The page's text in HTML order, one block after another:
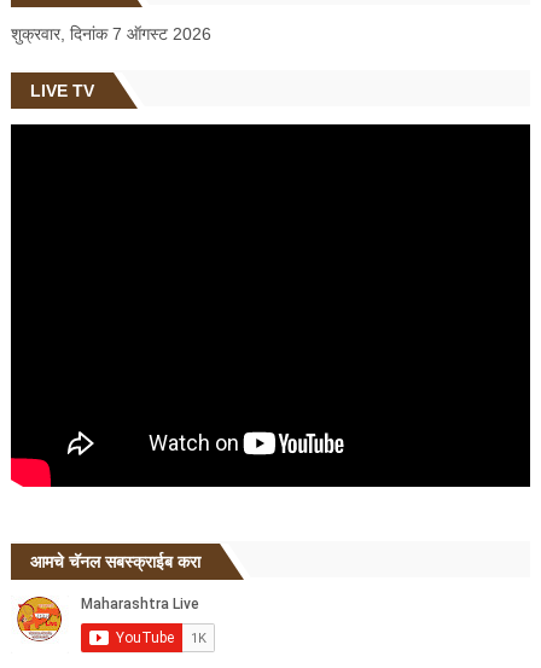
शुक्रवार, दिनांक 7 ऑगस्ट 2026
LIVE TV
आमचे चॅनल सबस्क्राईब करा